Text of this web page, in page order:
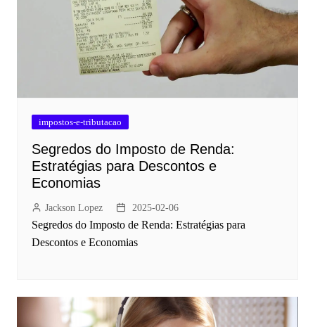
impostos-e-tributacao
Segredos do Imposto de Renda:
Estratégias para Descontos e
Economias
Jackson Lopez 2025-02-06
Segredos do Imposto de Renda: Estratégias para
Descontos e Economias